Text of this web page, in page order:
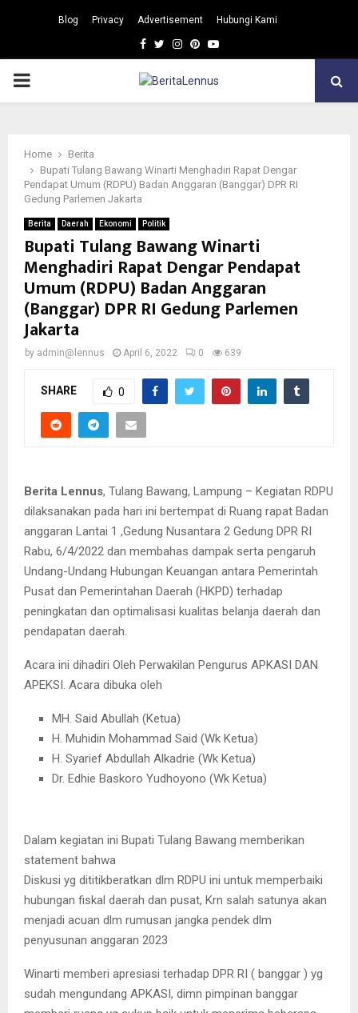
Blog Privacy Advertisement Hubungi Kami
Facebook
TwitterInstagram
Pinterest
Youtube
PRIMARY
Home
Berita
Bupati Tulang Bawang Winarti Menghadiri Rapat Dengar
Pendapat Umum (RDPU) Badan Anggaran (Banggar) DPR RI
Gedung Parlemen Jakarta
Berita Daerah Ekonomi Politik
Bupati Tulang Bawang Winarti
Menghadiri Rapat Dengar Pendapat
Umum (RDPU) Badan Anggaran
(Banggar) DPR RI Gedung Parlemen
Jakarta
by admin@lennus April 6, 2022 0 639
SHARE 0
Berita Lennus, Tulang Bawang, Lampung – Kegiatan RDPU
dilaksanakan pada hari ini bertempat di Ruang rapat Badan
anggaran Lantai 1 ,Gedung Nusantara 2 Gedung DPR RI
Rabu, 6/4/2022 dan membahas dampak serta pengaruh
Undang-Undang Hubungan Keuangan antara Pemerintah
Pusat dan Pemerintahan Daerah (HKPD) terhadap
peningkatan dan optimalisasi kualitas belanja daerah dan
pendapatan daerah.
Acara ini dihadiri Oleh Perwakilan Pengurus APKASI DAN
APEKSI. Acara dibuka oleh
MH. Said Abullah (Ketua)
H. Muhidin Mohammad Said (Wk Ketua)
H. Syarief Abdullah Alkadrie (Wk Ketua)
Dr. Edhie Baskoro Yudhoyono (Wk Ketua)
Dalam kegiatan ini Bupati Tulang Bawang memberikan
statement bahwa
Diskusi yg dititikberatkan dlm RDPU ini untuk memperbaiki
hubungan fiskal daerah dan pusat, Krn salah satunya akan
menjadi acuan dlm rumusan jangka pendek dlm
penyusunan anggaran 2023
Winarti memberi apresiasi terhadap DPR RI ( banggar ) yg
sudah mengundang APKASI, dimn pimpinan banggar